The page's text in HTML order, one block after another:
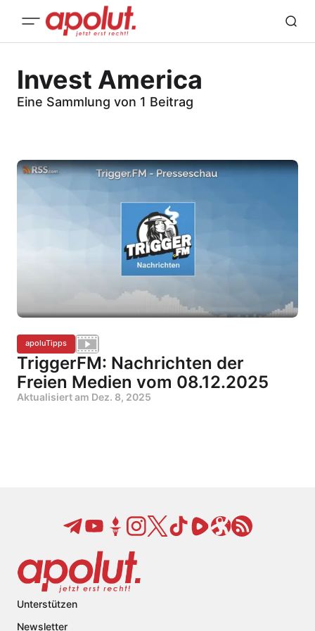
Invest America
Eine Sammlung von 1 Beitrag
apoluTipps
TriggerFM: Nachrichten der
Freien Medien vom 08.12.2025
Aktualisiert am Dez. 8, 2025
Unterstützen
Newsletter